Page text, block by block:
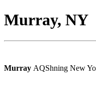
Murray, NY
Murray AQShning New